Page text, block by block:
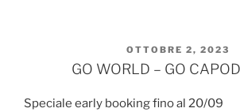
PUBBLICATO
IL
OTTOBRE 2, 2023
GO WORLD – GO
Speciale early booking fino al 20/09